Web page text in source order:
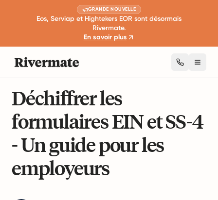
GRANDE NOUVELLE
Eos, Serviap et Hightekers EOR sont désormais
Rivermate.
En savoir plus
Déchiffrer les
formulaires EIN et SS-4
- Un guide pour les
employeurs